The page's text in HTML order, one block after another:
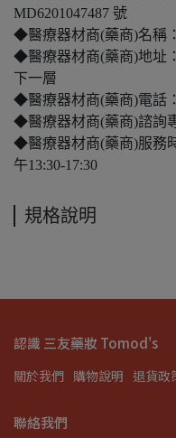
MD6201047487 號
◆醫療器材商(藥商)名稱
◆醫療器材商(藥商)地址
下一層
◆醫療器材商(藥商)電話
◆醫療器材商(藥商)諮詢
◆醫療器材商(藥商)服務
午13:30-17:30
規格說明
認識 三友藥妝 Tomod's
關於我們 購物說明 退貨政
聯絡我們